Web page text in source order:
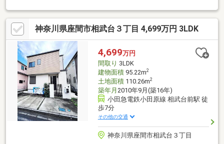
です！
神奈川県座間市相武台３丁目 4,699万円 3LDK
4,699万円
間取り 3LDK
建物面積95.22m2
土地面積110.26m2
築年月 2010年9月(築16年)
小田急電鉄小田原線 相武台前駅 徒
歩7分
その他の交通
神奈川県座間市相武台３丁目